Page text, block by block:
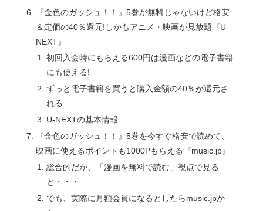
『金色のガッシュ！！』5巻が無料じゃないけど格安
＆定価の40％還元!しかもアニメ・映画が見放題『U-
NEXT』
初回入会時にもらえる600円は漫画などの電子書籍
にも使える!
ずっと電子書籍を買うと購入金額の40％が還元さ
れる
U-NEXTの基本情報
『金色のガッシュ！！』5巻を今すぐ格安で読めて、
映画に使えるポイントも1000Pもらえる『music.jp』
総合的だが、「漫画を無料で読む」視点で見る
と・・・
でも、実際に月額会員になるとしたらmusic.jpか